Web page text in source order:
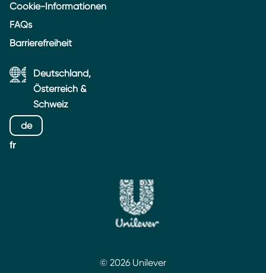
Cookie-Informationen
FAQs
Barrierefreiheit
Deutschland,
Österreich &
Schweiz
de
fr
© 2026 Unilever